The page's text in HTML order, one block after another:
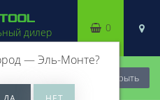
Закрыть
дилер
—Эль-Монте?
0